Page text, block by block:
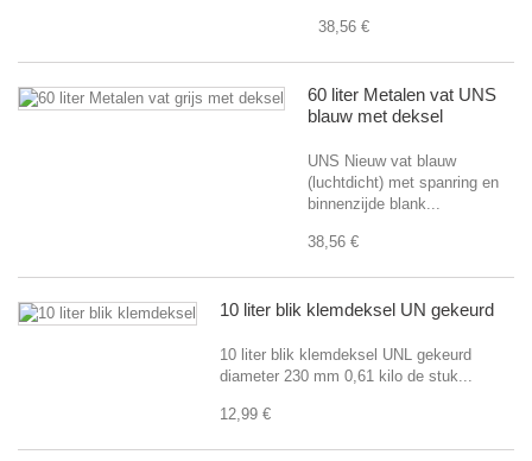
38,56 €
60 liter Metalen vat UNS
blauw met deksel
UNS Nieuw vat blauw
(luchtdicht) met spanring en
binnenzijde blank...
38,56 €
10 liter blik klemdeksel UN gekeurd
10 liter blik klemdeksel UNL gekeurd
diameter 230 mm 0,61 kilo de stuk...
12,99 €